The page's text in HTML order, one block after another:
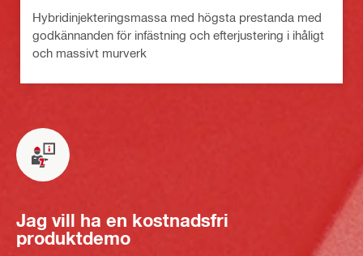
Hybridinjekteringsmassa med högsta prestanda med
godkännanden för infästning och efterjustering i ihåligt
och massivt murverk
Jag vill ha en kostnadsfri
produktdemo